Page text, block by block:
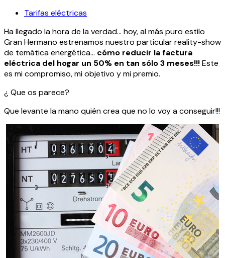
Tarifas eléctricas
Ha llegado la hora de la verdad… hoy, al más puro estilo
Gran Hermano estrenamos nuestro particular reality-show
de temática energética… cómo reducir la factura
eléctrica del hogar un 50% en tan sólo 3 meses!!!Este
es mi compromiso, mi objetivo y mi premio.
¿ Que os parece?
Que levante la mano quién crea que no lo voy a conseguir!!!